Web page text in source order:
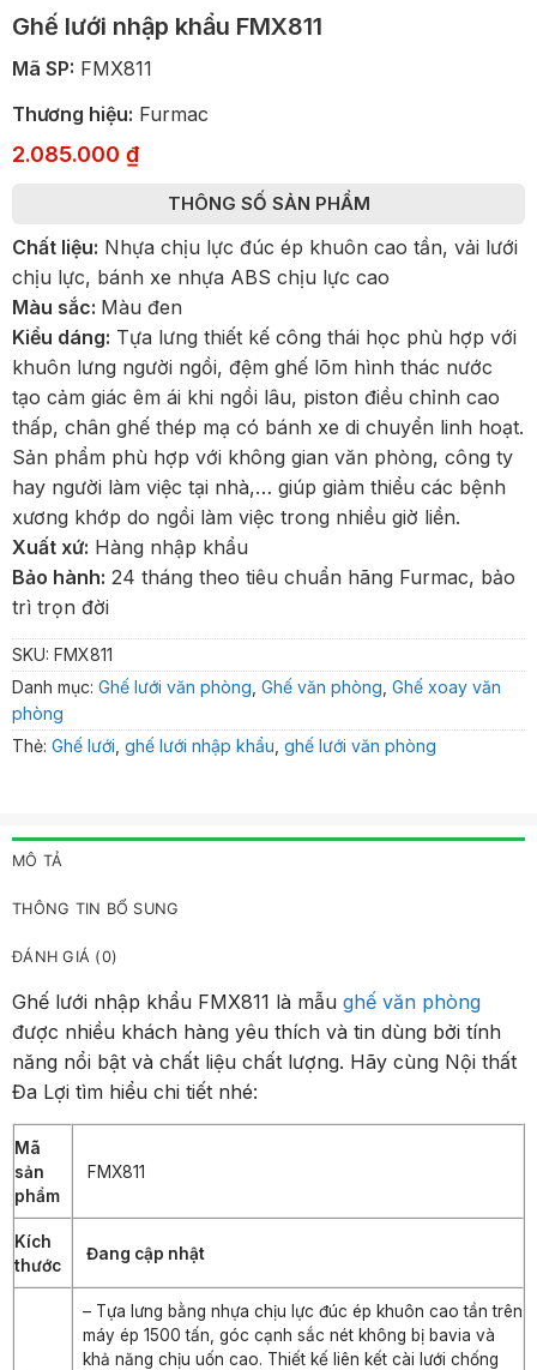
Ghế lưới nhập khẩu FMX811
Mã SP: FMX811
Thương hiệu: Furmac
2.085.000 ₫
THÔNG SỐ SẢN PHẨM
Chất liệu: Nhựa chịu lực đúc ép khuôn cao tần, vải lưới
chịu lực, bánh xe nhựa ABS chịu lực cao
Màu sắc: Màu đen
Kiểu dáng: Tựa lưng thiết kế công thái học phù hợp với
khuôn lưng người ngồi, đệm ghế lõm hình thác nước
tạo cảm giác êm ái khi ngồi lâu, piston điều chỉnh cao
thấp, chân ghế thép mạ có bánh xe di chuyển linh hoạt.
Sản phẩm phù hợp với không gian văn phòng, công ty
hay người làm việc tại nhà,… giúp giảm thiểu các bệnh
xương khớp do ngồi làm việc trong nhiều giờ liền.
Xuất xứ: Hàng nhập khẩu
Bảo hành: 24 tháng theo tiêu chuẩn hãng Furmac, bảo
trì trọn đời
SKU: FMX811
Danh mục: Ghế lưới văn phòng Ghế văn phòng Ghế xoay văn
phòng
Thẻ: Ghế lưới ghế lưới nhập khẩu ghế lưới văn phòng
MÔ TẢ
THÔNG TIN BỔ SUNG
ĐÁNH GIÁ (0)
Ghế lưới nhập khẩu FMX811 là mẫu ghế văn phòng
được nhiều khách hàng yêu thích và tin dùng bởi tính
năng nổi bật và chất liệu chất lượng. Hãy cùng Nội thất
Đa Lợi tìm hiểu chi tiết nhé:
Mã
sản
phẩm
FMX811
Kích
thước
Đang cập nhật
– Tựa lưng bằng nhựa chịu lực đúc ép khuôn cao tần trên
máy ép 1500 tấn, góc cạnh sắc nét không bị bavia và
khả năng chịu uốn cao. Thiết kế liên kết cài lưới chống